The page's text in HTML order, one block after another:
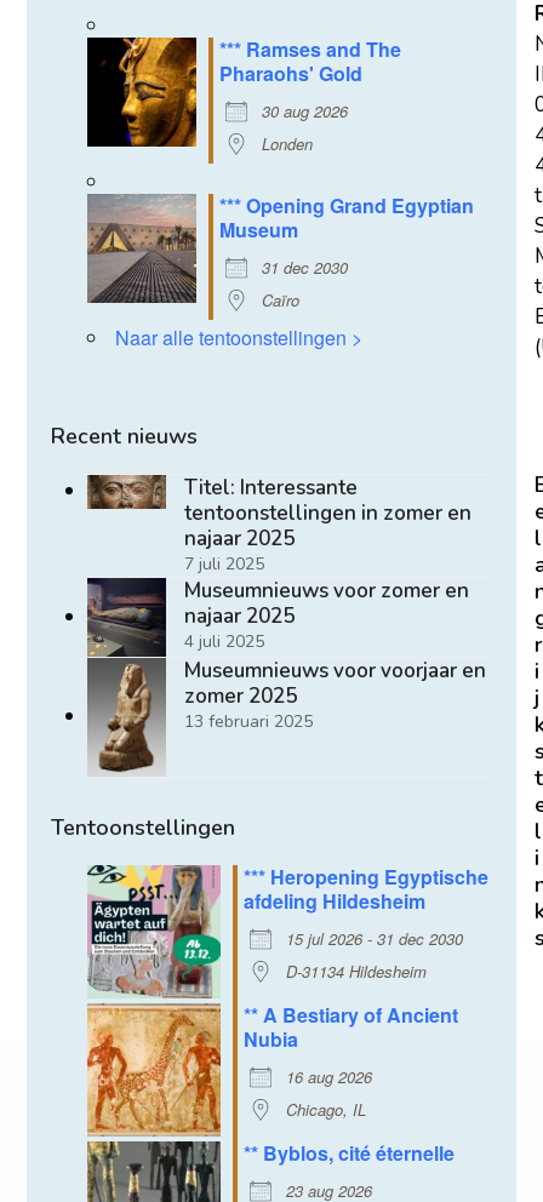
*** Ramses and The
Pharaohs' Gold
30 aug 2026
Londen
*** Opening Grand Egyptian
Museum
31 dec 2030
Caïro
Naar alle tentoonstellingen >
Recent nieuws
Titel: Interessante
tentoonstellingen in zomer en
najaar 2025
7 juli 2025
Museumnieuws voor zomer en
najaar 2025
4 juli 2025
Museumnieuws voor voorjaar en
zomer 2025
13 februari 2025
Tentoonstellingen
*** Heropening Egyptische
afdeling Hildesheim
15 jul 2026 - 31 dec 2030
D-31134 Hildesheim
** A Bestiary of Ancient
Nubia
16 aug 2026
Chicago, IL
** Byblos, cité éternelle
23 aug 2026
l
r
i
j
t
l
i